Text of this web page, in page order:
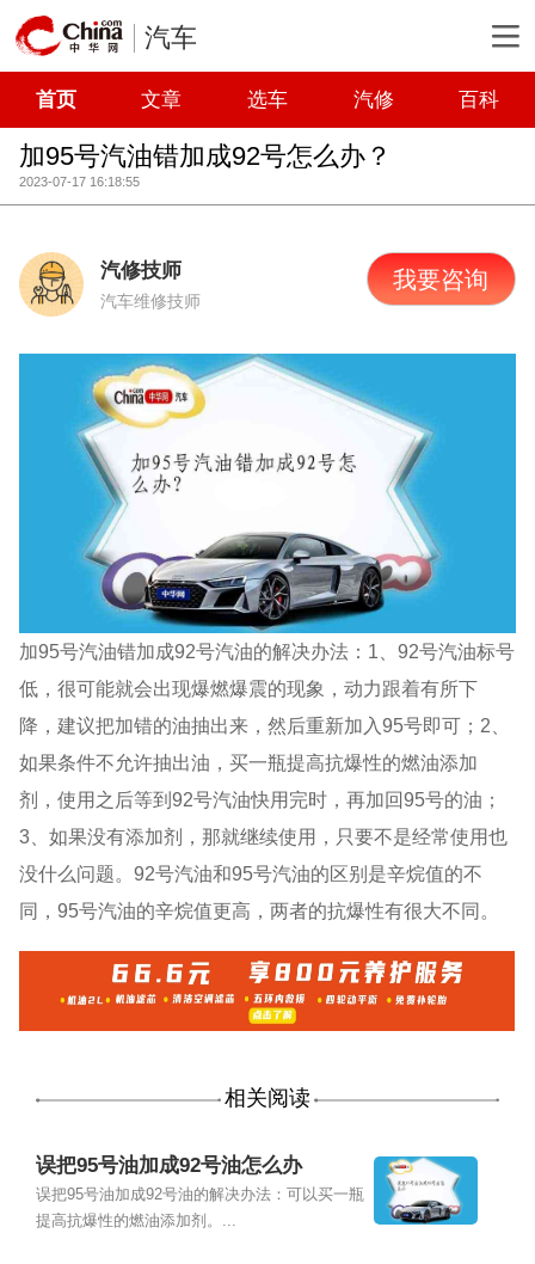
汽车
首页 文章 选车 汽修 百科
加95号汽油错加成92号怎么办？
2023-07-17 16:18:55
汽修技师
汽车维修技师
我要咨询
加95号汽油错加成92号汽油的解决办法：1、92号汽油标号
低，很可能就会出现爆燃爆震的现象，动力跟着有所下
降，建议把加错的油抽出来，然后重新加入95号即可；2、
如果条件不允许抽出油，买一瓶提高抗爆性的燃油添加
剂，使用之后等到92号汽油快用完时，再加回95号的油；
3、如果没有添加剂，那就继续使用，只要不是经常使用也
没什么问题。92号汽油和95号汽油的区别是辛烷值的不
同，95号汽油的辛烷值更高，两者的抗爆性有很大不同。
相关阅读
误把95号油加成92号油怎么办
误把95号油加成92号油的解决办法：可以买一瓶
提高抗爆性的燃油添加剂。...